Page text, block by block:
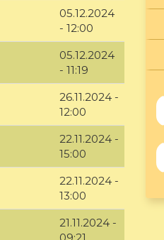
05.12.2024
- 12:00
05.12.2024
- 11:19
26.11.2024 -
12:00
22.11.2024 -
15:00
22.11.2024 -
13:00
21.11.2024 -